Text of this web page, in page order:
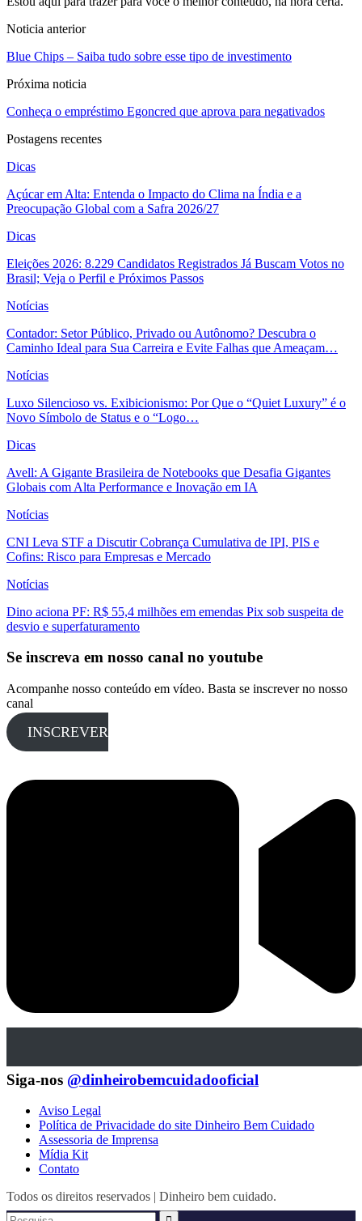
Noticia anterior
Blue Chips – Saiba tudo sobre esse tipo de investimento
Próxima noticia
Conheça o empréstimo Egoncred que aprova para negativados
Postagens recentes
Dicas
Açúcar em Alta: Entenda o Impacto do Clima na Índia e a
Preocupação Global com a Safra 2026/27
Dicas
Eleições 2026: 8.229 Candidatos Registrados Já Buscam Votos no
Brasil; Veja o Perfil e Próximos Passos
Notícias
Contador: Setor Público, Privado ou Autônomo? Descubra o
Caminho Ideal para Sua Carreira e Evite Falhas que Ameaçam…
Notícias
Luxo Silencioso vs. Exibicionismo: Por Que o “Quiet Luxury” é o
Novo Símbolo de Status e o “Logo…
Dicas
Avell: A Gigante Brasileira de Notebooks que Desafia Gigantes
Globais com Alta Performance e Inovação em IA
Notícias
CNI Leva STF a Discutir Cobrança Cumulativa de IPI, PIS e
Cofins: Risco para Empresas e Mercado
Notícias
Dino aciona PF: R$ 55,4 milhões em emendas Pix sob suspeita de
desvio e superfaturamento
Se inscreva em nosso canal no youtube
Acompanhe nosso conteúdo em vídeo. Basta se inscrever no nosso
canal
INSCREVER
Siga-nos @dinheirobemcuidadooficial
Aviso Legal
Política de Privacidade do site Dinheiro Bem Cuidado
Assessoria de Imprensa
Mídia Kit
Contato
Todos os direitos reservados | Dinheiro bem cuidado.